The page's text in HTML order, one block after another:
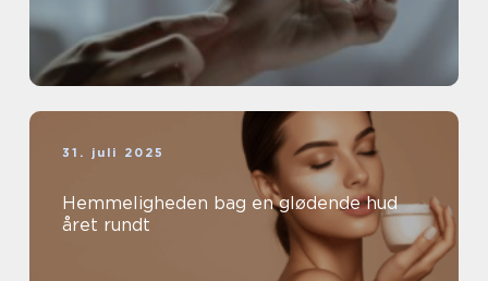
31. juli 2025
Hemmeligheden bag en glødende hud
året rundt